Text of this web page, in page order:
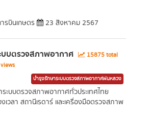
รบินเกษตร 23 สิงหาคม 2567
บบตรวจสภาพอากาศ
15875 total
บำรุงรักษาระบบตรวจสภาพอากาศฝนหลวง
ะบบตรวจสภาพอากาศทั่วประเทศไทย
เวลา สถานีเรดาร์ และเครื่องมือตรวจสภาพ